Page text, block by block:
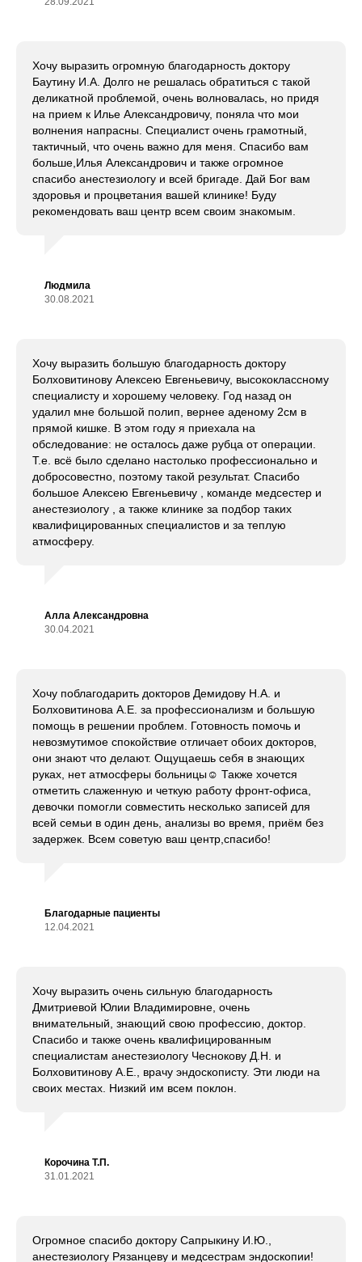
Хочу выразить огромную благодарность доктору
Баутину И.А. Долго не решалась обратиться с такой
деликатной проблемой, очень волновалась, но придя
на прием к Илье Александровичу, поняла что мои
волнения напрасны. Специалист очень грамотный,
тактичный, что очень важно для меня. Спасибо вам
больше,Илья Александрович и также огромное
спасибо анестезиологу и всей бригаде. Дай Бог вам
здоровья и процветания вашей клинике! Буду
рекомендовать ваш центр всем своим знакомым.
Людмила
30.08.2021
Хочу выразить большую благодарность доктору
Болховитинову Алексею Евгеньевичу, высококлассному
специалисту и хорошему человеку. Год назад он
удалил мне большой полип, вернее аденому 2см в
прямой кишке. В этом году я приехала на
обследование: не осталось даже рубца от операции.
Т.е. всё было сделано настолько профессионально и
добросовестно, поэтому такой результат. Спасибо
большое Алексею Евгеньевичу , команде медсестер и
анестезиологу , а также клинике за подбор таких
квалифицированных специалистов и за теплую
атмосферу.
Алла Александровна
30.04.2021
Хочу поблагодарить докторов Демидову Н.А. и
Болховитинова А.Е. за профессионализм и большую
помощь в решении проблем. Готовность помочь и
невозмутимое спокойствие отличает обоих докторов,
они знают что делают. Ощущаешь себя в знающих
руках, нет атмосферы больницы☺️ Также хочется
отметить слаженную и четкую работу фронт-офиса,
девочки помогли совместить несколько записей для
всей семьи в один день, анализы во время, приём без
задержек. Всем советую ваш центр,спасибо!
Благодарные пациенты
12.04.2021
Хочу выразить очень сильную благодарность
Дмитриевой Юлии Владимировне, очень
внимательный, знающий свою профессию, доктор.
Спасибо и также очень квалифицированным
специалистам анестезиологу Чеснокову Д.Н. и
Болховитинову А.Е., врачу эндоскописту. Эти люди на
своих местах. Низкий им всем поклон.
Корочина Т.П.
31.01.2021
Огромное спасибо доктору Сапрыкину И.Ю.,
анестезиологу Рязанцеву и медсестрам эндоскопии!